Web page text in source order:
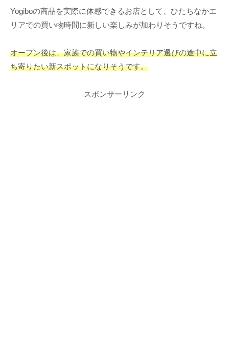
Yogiboの商品を実際に体感できるお店として、ひたちなかエ
リアでの買い物時間に新しい楽しみが加わりそうですね。
オープン後は、家族での買い物やインテリア選びの途中に立
ち寄りたい新スポットになりそうです。
スポンサーリンク